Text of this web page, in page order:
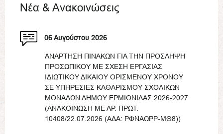
Νέα & Ανακοινώσεις
06 Αυγούστου 2026
ΑΝΑΡΤΗΣΗ ΠΙΝΑΚΩΝ ΓΙΑ ΤΗΝ ΠΡΟΣΛΗΨΗ
ΠΡΟΣΩΠΙΚΟΥ ΜΕ ΣΧΕΣΗ ΕΡΓΑΣΙΑΣ
ΙΔΙΩΤΙΚΟΥ ΔΙΚΑΙΟΥ ΟΡΙΣΜΕΝΟΥ ΧΡΟΝΟΥ
ΣΕ ΥΠΗΡΕΣΙΕΣ ΚΑΘΑΡΙΣΜΟΥ ΣΧΟΛΙΚΩΝ
ΜΟΝΑΔΩΝ ΔΗΜΟΥ ΕΡΜΙΟΝΙΔΑΣ 2026-2027
(ΑΝΑΚΟΙΝΩΣΗ ΜΕ ΑΡ. ΠΡΩΤ.
10408/22.07.2026 (ΑΔΑ: ΡΦΝΑΩΡΡ-ΜΘ8))